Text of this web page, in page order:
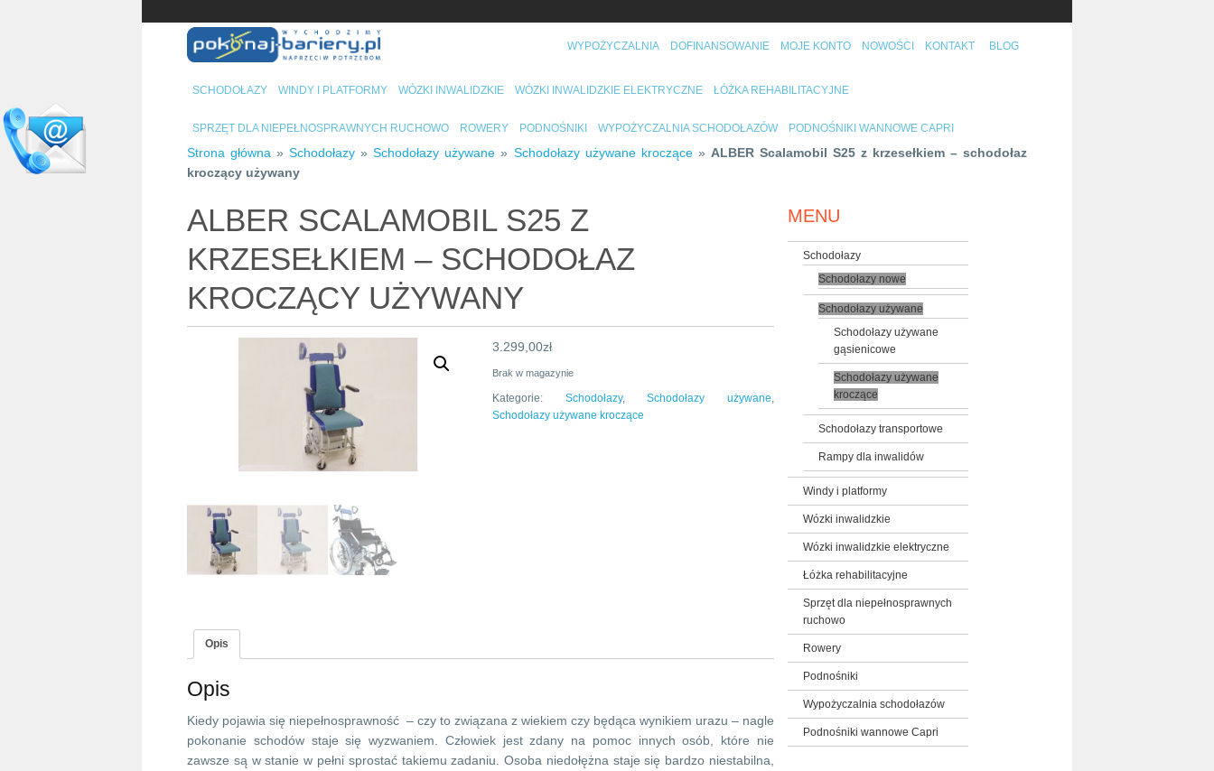
WYPOŻYCZALNIA DOFINANSOWANIE MOJE KONTO NOWOŚCI KONTAKT BLOG
SCHODOŁAZY WINDY I PLATFORMY WÓZKI INWALIDZKIE WÓZKI INWALIDZKIE ELEKTRYCZNE ŁÓŻKA REHABILITACYJNE
SPRZĘT DLA NIEPEŁNOSPRAWNYCH RUCHOWO ROWERY PODNOŚNIKI WYPOŻYCZALNIA SCHODOŁAZÓW PODNOŚNIKI WANNOWE CAPRI
Strona główna »Schodołazy »Schodołazy używane » Schodołazy używane kroczące» ALBER Scalamobil S25 z krzesełkiem – schodołaz
kroczący używany
ALBER SCALAMOBIL S25 Z
KRZESEŁKIEM – SCHODOŁAZ
KROCZĄCY UŻYWANY
3.299,00zł
Brak w magazynie
Kategorie: Schodołazy,Schodołazy używane
Schodołazy używane kroczące
Opis
Opis
Kiedy pojawia się niepełnosprawność – czy to związana z wiekiem czy będąca wynikiem urazu – nagle
pokonanie schodów staje się wyzwaniem. Człowiek jest zdany na pomoc innych osób, które nie
zawsze są w stanie w pełni sprostać takiemu zadaniu. Osoba niedołężna staje się bardzo niestabilna,
MENU
Schodołazy
Schodołazy nowe
Schodołazy używane
Schodołazy używane
gąsienicowe
Schodołazy używane
kroczące
Schodołazy transportowe
Rampy dla inwalidów
Windy i platformy
Wózki inwalidzkie
Wózki inwalidzkie elektryczne
Łóżka rehabilitacyjne
Sprzęt dla niepełnosprawnych
ruchowo
Rowery
Podnośniki
Wypożyczalnia schodołazów
Podnośniki wannowe Capri